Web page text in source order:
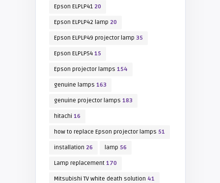
Epson ELPLP4120
Epson ELPLP42 lamp 20
Epson ELPLP49 projector lamp 35
Epson ELPLP5415
Epson projector lamps 154
genuine lamps 163
genuine projector lamps 183
hitachi 16
how to replace Epson projector lamps 51
installation 26 lamp 56
Lamp replacement170
Mitsubishi TV white death solution 41